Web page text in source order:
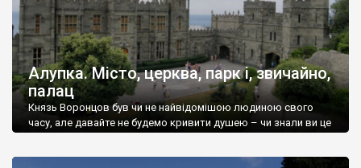
Алупка. Місто, церква, парк і, звичайно,
палац
Князь Воронцов був чи не найвідомішою людиною свого
часу, але давайте не будемо кривити душею – чи знали ви це